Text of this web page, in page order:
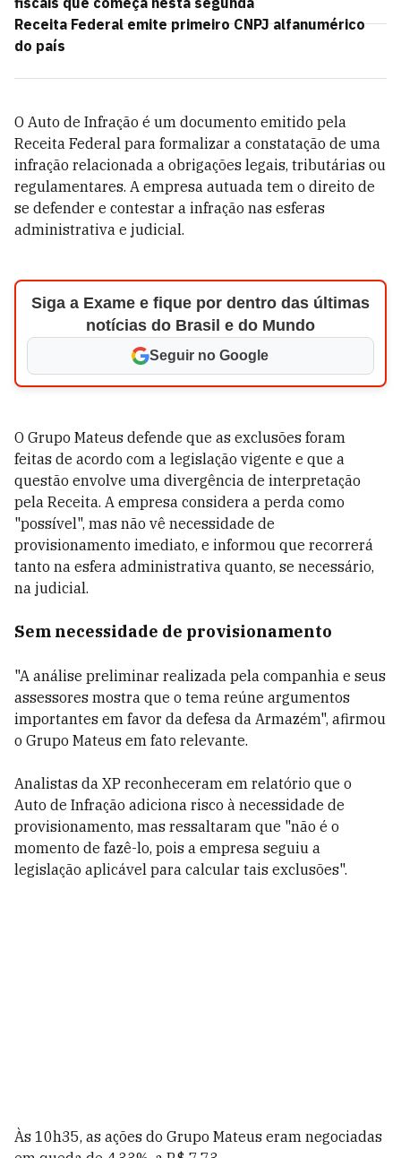
Receita Federal emite primeiro CNPJ alfanumérico
do país
O Auto de Infração é um documento emitido pela
Receita Federal para formalizar a constatação de uma
infração relacionada a obrigações legais, tributárias ou
regulamentares. A empresa autuada tem o direito de
se defender e contestar a infração nas esferas
administrativa e judicial.
Siga a Exame e fique por dentro das últimas
notícias do Brasil e do Mundo
Seguir no Google
O Grupo Mateus defende que as exclusões foram
feitas de acordo com a legislação vigente e que a
questão envolve uma divergência de interpretação
pela Receita. A empresa considera a perda como
"possível", mas não vê necessidade de
provisionamento imediato, e informou que recorrerá
tanto na esfera administrativa quanto, se necessário,
na judicial.
Sem necessidade de provisionamento
"A análise preliminar realizada pela companhia e seus
assessores mostra que o tema reúne argumentos
importantes em favor da defesa da Armazém", afirmou
o Grupo Mateus em fato relevante.
Analistas da XP reconheceram em relatório que o
Auto de Infração adiciona risco à necessidade de
provisionamento, mas ressaltaram que "não é o
momento de fazê-lo, pois a empresa seguiu a
legislação aplicável para calcular tais exclusões".
Às 10h35, as ações do Grupo Mateus eram negociadas